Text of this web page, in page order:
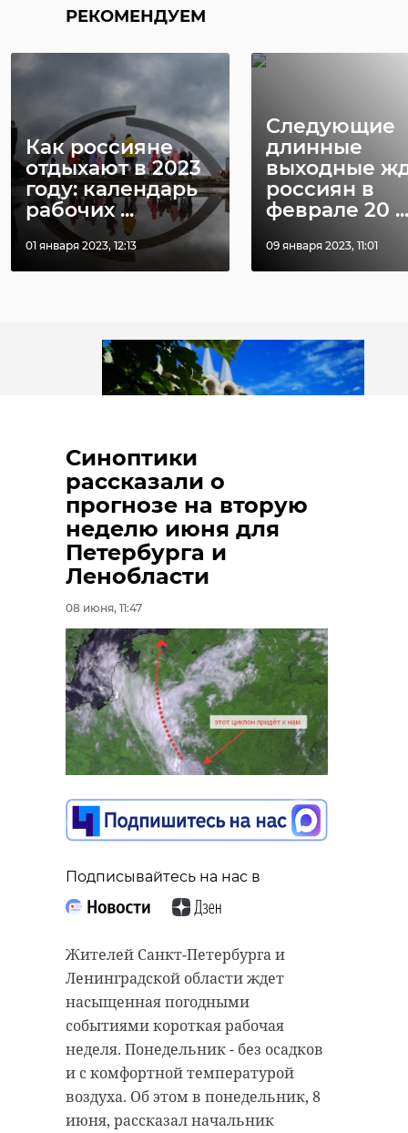
РЕКОМЕНДУЕМ
Как россияне
отдыхают в 2023
году: календарь
рабочих ...
01 января 2023, 12:13
Следующие
длинные
выходные
россиян в
феврале 20 ...
09 января 2023, 11:01
Синоптики
рассказали о
прогнозе на вторую
неделю июня для
Петербурга и
Ленобласти
08 июня, 11:47
Подписывайтесь на нас в
Жителей Санкт-Петербурга и
Ленинградской области ждет
насыщенная погодными
событиями короткая рабочая
неделя. Понедельник - без осадков
и с комфортной температурой
воздуха. Об этом в понедельник, 8
июня, рассказал начальник
Александр Дрозденко пожелал
жителям Ленобласти хорошей
недели, в которой найдется время
для покоя и созерцания.